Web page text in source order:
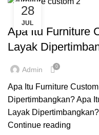
28
JUL
CUSTOME FURNITURE
Apa Itu Furniture
Layak
Admin 0
Apa Itu Furniture
Dipertimbangkan? Apa
Layak
Continue reading